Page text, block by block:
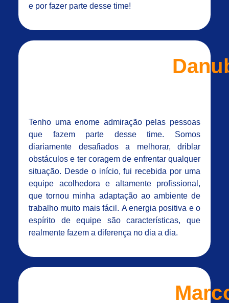
e por fazer parte desse time!
Tenho uma enome admiração pelas pessoas
que fazem parte desse time. Somos
diariamente desafiados a melhorar, driblar
obstáculos e ter coragem de enfrentar qualquer
situação. Desde o início, fui recebida por uma
equipe acolhedora e altamente profissional,
que tornou minha adaptação ao ambiente de
trabalho muito mais fácil. A energia positiva e o
espírito de equipe são características, que
realmente fazem a diferença no dia a dia.